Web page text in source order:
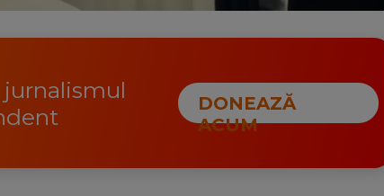
DONEAZĂ
ACUM